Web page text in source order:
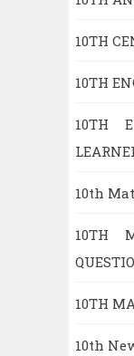
10TH
10TH
10TH
10th
10TH
10TH
10th